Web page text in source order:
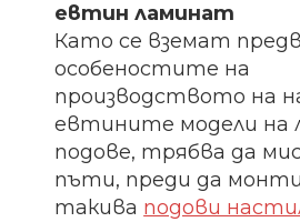
евтин ламинат
Като се вземат
особеностите на
производството на
евтините модели на
подове, трябва да
пъти, преди да
такива подови